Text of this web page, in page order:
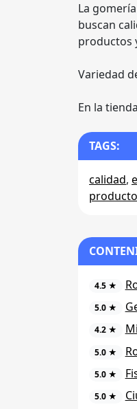
La
buscan
productos
Variedad
En la
TAGS:
calidad,
4.5 ★
5.0 ★
4.2 ★
5.0 ★
5.0 ★
5.0 ★